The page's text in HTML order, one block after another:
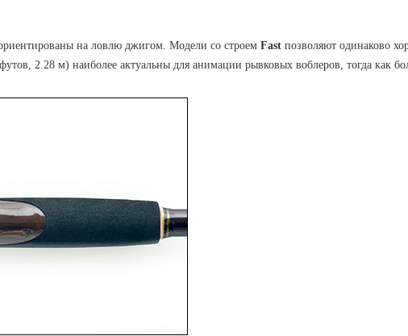
на ловлю джигом. Модели со строем Fast позволяют одинаково
2.28 м) наиболее актуальны для анимации рывковых воблеров, тогда как